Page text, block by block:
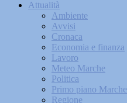
Attualità
Ambiente
Avvisi
Cronaca
Economia e finanza
Lavoro
Meteo Marche
Politica
Primo piano Marche
Regione